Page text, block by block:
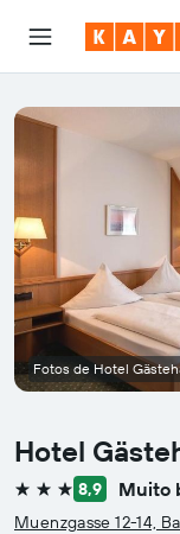
Hotel
3 estrelas8,9 Muito
Muenzgasse 12-14,
Fotos de Hotel